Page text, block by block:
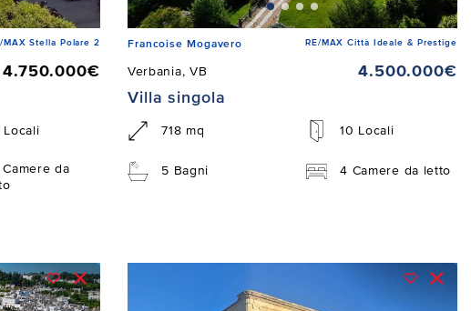
MAX Stella Polare 2
4.750.000€
Locali
Camere da
Francoise Mogavero RE/MAX Città Ideale & Prestige
Verbania, VB
4.500.000€
Villa singola
718 mq 10 Locali
5 Bagni 4 Camere da letto